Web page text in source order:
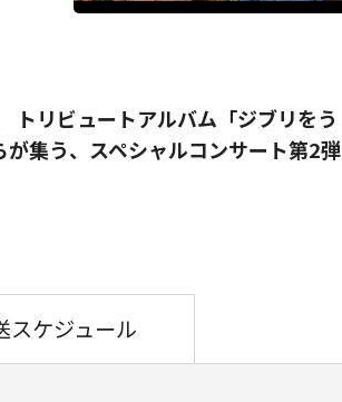
リビュートアルバム「ジブリをう
集う、スペシャルコンサート第2弾
スケジュール